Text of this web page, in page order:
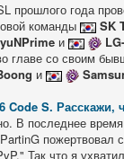
прошлого года
команды
SK
и
главе со своим
и
S. Расскажи,
В последнее
пожертвовал
Так что я